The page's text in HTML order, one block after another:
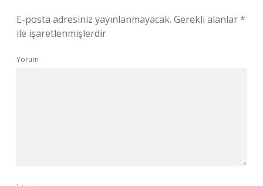
E-posta adresiniz yayınlanmayacak. Gerekli alanlar*
ile işaretlenmişlerdir
Yorum